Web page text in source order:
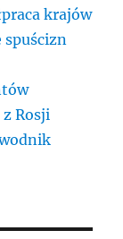
krajów
spuścizn
Rosji